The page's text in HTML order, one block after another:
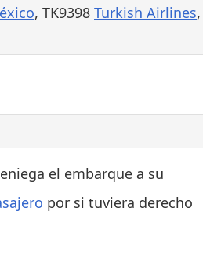
, TK9398 Turkish Airlines,
el embarque a su
por si tuviera derecho